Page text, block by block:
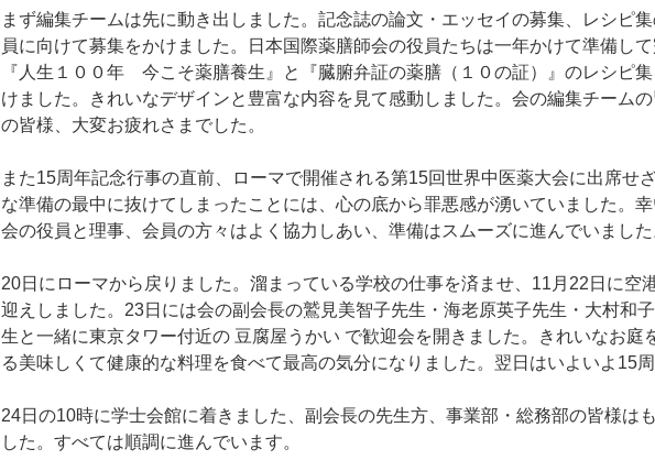
まず編集チームは先に動き出しました。記念誌の論文・エッセイの募集、レシピ
員に向けて募集をかけました。日本国際薬膳師会の役員たちは一年かけて準備し
『人生１００年 今こそ薬膳養生』と『臓腑弁証の薬膳（１０の証）』のレシピ
けました。きれいなデザインと豊富な内容を見て感動しました。会の編集チーム
の皆様、大変お疲れさまでした。
また15周年記念行事の直前、ローマで開催される第15回世界中医薬大会に出席せ
な準備の最中に抜けてしまったことには、心の底から罪悪感が湧いていました。
会の役員と理事、会員の方々はよく協力しあい、準備はスムーズに進んでいました
20日にローマから戻りました。溜まっている学校の仕事を済ませ、11月22日に空
迎えしました。23日には会の副会長の鷲見美智子先生・海老原英子先生・大村和
生と一緒に東京タワー付近の 豆腐屋うかい で歓迎会を開きました。きれいなお庭
る美味しくて健康的な料理を食べて最高の気分になりました。翌日はいよいよ15周
24日の10時に学士会館に着きました、副会長の先生方、事業部・総務部の皆様は
した。すべては順調に進んでいます。